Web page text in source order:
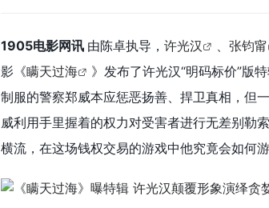
1905电影网讯 由陈卓执导， 许光汉 、 张钧甯
影《瞒天过海
》发布了许光汉“明码标价”版
制服的警察郑威本应惩恶扬善、捍卫真相，但
威利用手里握着的权力对受害者进行无差别勒
横流，在这场钱权交易的游戏中他究竟会如何